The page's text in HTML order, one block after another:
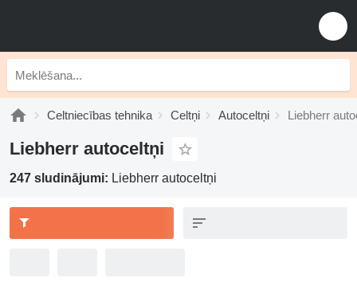
Celtniecības tehnika Celtņi Autoceltņi Liebherr
Liebherr autoceltņi
247 sludinājumi: Liebherr autoceltņi